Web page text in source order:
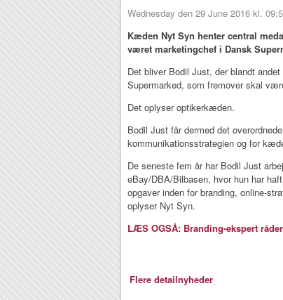
Wednesday den 29 June 2016 kl.
Kæden Nyt Syn henter central
været marketingchef i Dansk
Det bliver Bodil Just, der blandt
Supermarked, som fremover skal
Det oplyser optikerkæden.
Bodil Just får dermed det
kommunikationsstrategien og for
De seneste fem år har Bodil Just
eBay/DBA/Bilbasen, hvor hun har
opgaver inden for branding, online-
oplyser Nyt Syn.
LÆS OGSÅ: Branding-ekspert
Flere detailnyheder